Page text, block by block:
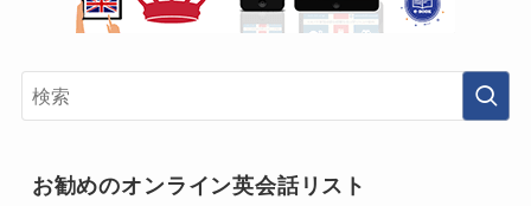
お勧めのオンライン英会話リスト